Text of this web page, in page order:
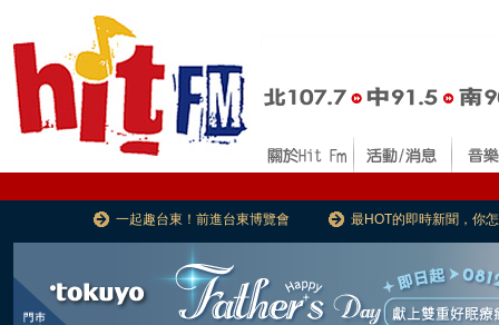
一起趣台東！前進台東博覽會 最HOT的即時新聞，你